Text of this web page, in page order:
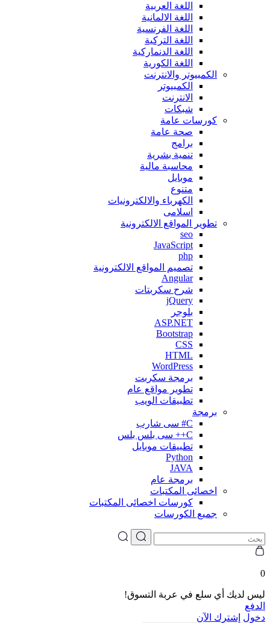
اللغة العربية
اللغة اﻻلمانية
اللغة الفرنسية
اللغة التركية
اللغة الدنماركية
اللغة الكورية
الكمبيوتر واﻻنترنت
الكمبيوتر
اﻻنترنت
شبكات
كورسات عامة
صحة عامة
برامج
تنمية بشرية
محاسبة مالية
موبايل
متنوع
الكهرباء والالكترونيات
اسلامى
تطوير المواقع اﻻلكترونية
seo
JavaScript
php
تصميم المواقع الالكترونية
Angular
شرح سكربتات
jQuery
بلوجر
ASP.NET
Bootstrap
CSS
HTML
WordPress
برمجة سكربت
تطوير مواقع عام
تطبيقات الويب
برمجة
C# سى شارب
C++ سى بلس بلس
تطبيقات موبايل
Python
JAVA
برمجة عام
اخصائى المكتبات
كورسات اخصائى المكتبات
جميع الكورسات
0
ليس لديك أي سلع في عربة التسوق!
الدفع
دخول إشترك الآن